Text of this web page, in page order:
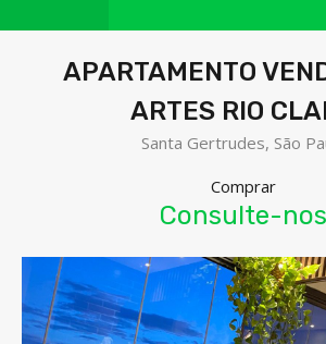
APARTAMENTO
ARTES RIO
Santa Gertrudes, São
Comprar
Consulte-nos